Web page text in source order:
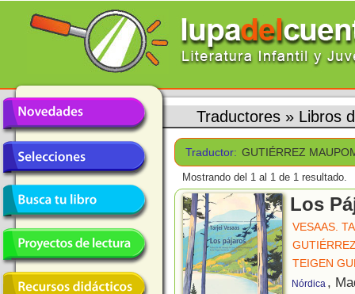
Traductores » Libros
Traductor: GUTIÉRREZ
Mostrando del 1 al 1 de 1 resultado.
Los
VESAAS.
TEIGEN
Nórdica ,